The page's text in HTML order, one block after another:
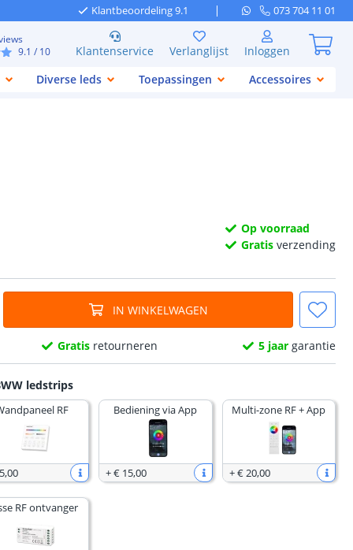
Klantbeoordeling 9.1 073 704 11 01
9.1 / 10 Klantenservice Verlanglijst
Inloggen
Diverse leds Toepassingen Accessoires
Op voorraad
Gratis verzending
IN WINKELWAGEN
Gratis retourneren 5 jaargarantie
ledstrips
RF
,00
Bediening via App
+€ 15,00
Multi-zone RF + App
+€ 20,00
RF ontvanger